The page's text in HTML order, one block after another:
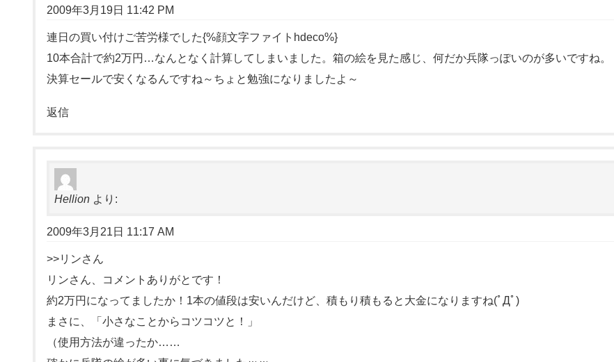
2009年3月19日 11:42 PM
連日の買い付けご苦労様でした{%顔文字ファイトhdeco%}
10本合計で約2万円…なんとなく計算してしまいました。箱の絵を見た感じ、何だか兵隊っぽいのが多いですね。
決算セールで安くなるんですね～ちょと勉強になりましたよ～
返信
Hellion より:
2009年3月21日 11:17 AM
>>リンさん
リンさん、コメントありがとです！
約2万円になってましたか！1本の値段は安いんだけど、積もり積もると大金になりますね(ﾟДﾟ)
まさに、「小さなことからコツコツと！」
（使用方法が違ったか……